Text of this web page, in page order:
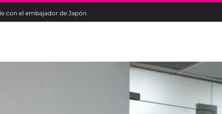
con el embajador de Japón